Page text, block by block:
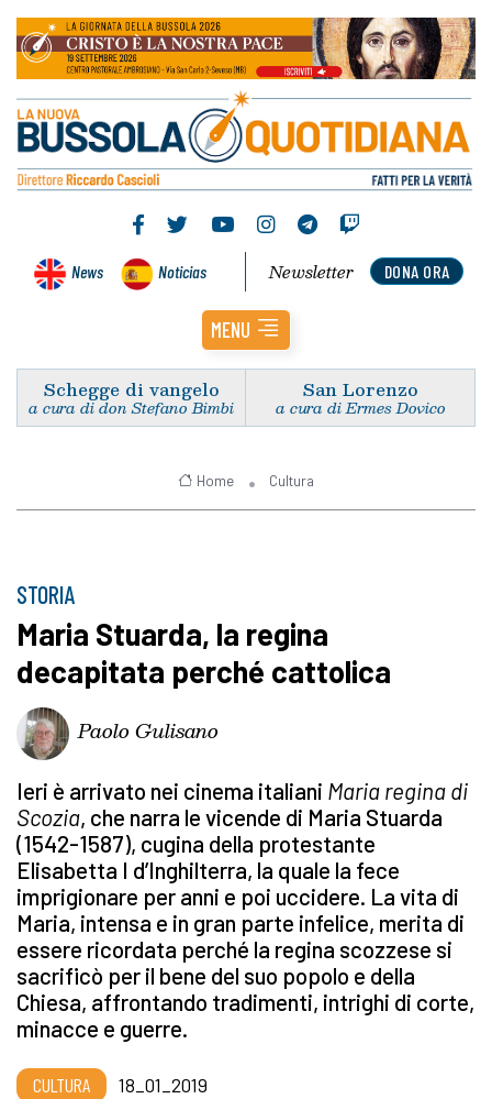
News Noticias DONA ORA
Newsletter
MENU
Schegge di vangelo
a cura di don Stefano Bimbi
San Lorenzo
a cura di Ermes Dovico
Home Cultura
STORIA
Maria Stuarda, la regina
decapitata perché cattolica
Paolo Gulisano
Ieri è arrivato nei cinema italiani Maria regina di
Scozia, che narra le vicende di Maria Stuarda
(1542-1587), cugina della protestante
Elisabetta I d’Inghilterra, la quale la fece
imprigionare per anni e poi uccidere. La vita di
Maria, intensa e in gran parte infelice, merita di
essere ricordata perché la regina scozzese si
sacrificò per il bene del suo popolo e della
Chiesa, affrontando tradimenti, intrighi di corte,
minacce e guerre.
CULTURA 18_01_2019